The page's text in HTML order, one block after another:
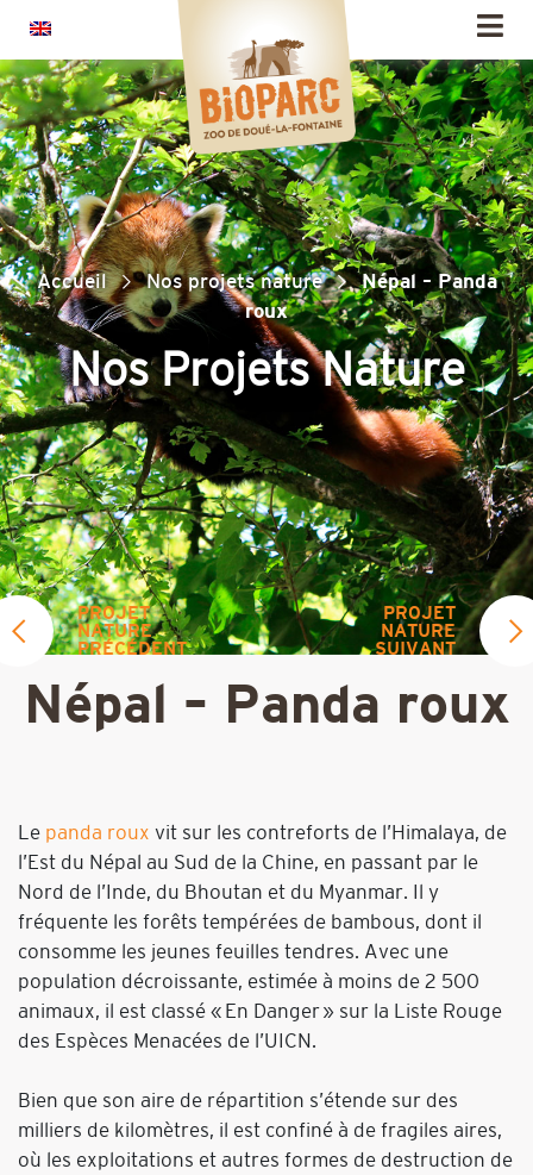
Accueil Nos projets nature
Népal – Panda
roux
Nos Projets Nature
PROJET
NATURE
PRÉCÉDENT
PROJET
NATURE
SUIVANT
Népal – Panda roux
Le panda roux vit sur les contreforts de l’Himalaya, de
l’Est du Népal au Sud de la Chine, en passant par le
Nord de l’Inde, du Bhoutan et du Myanmar. Il y
fréquente les forêts tempérées de bambous, dont il
consomme les jeunes feuilles tendres. Avec une
population décroissante, estimée à moins de 2 500
animaux, il est classé « En Danger » sur la Liste Rouge
des Espèces Menacées de l’UICN.
Bien que son aire de répartition s’étende sur des
milliers de kilomètres, il est confiné à de fragiles aires,
où les exploitations et autres formes de destruction de
Panneau de gestion des cookies